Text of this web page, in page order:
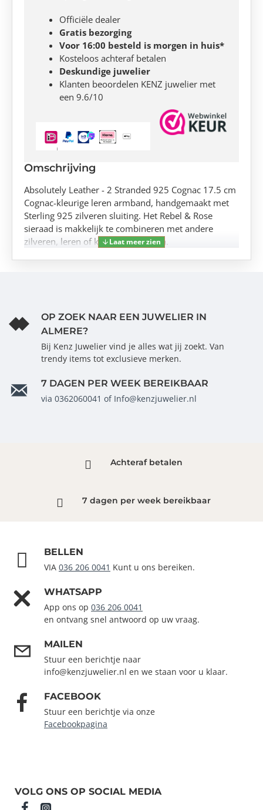
Officiële dealer
Gratis bezorging
Voor 16:00 besteld is morgen in huis*
Kosteloos achteraf betalen
Deskundige juwelier
Klanten beoordelen KENZ juwelier met
een 9.6/10
Omschrijving
Absolutely Leather - 2 Stranded 925 Cognac 17.5 cm
Cognac-kleurige leren armband, handgemaakt met
Sterling 925 zilveren sluiting. Het Rebel & Rose
sieraad is makkelijk te combineren met andere
zilveren, leren of kralenarmbanden.
OP ZOEK NAAR EEN JUWELIER IN
ALMERE?
Bij Kenz Juwelier vind je alles wat jij zoekt. Van
trendy items tot exclusieve merken.
7 DAGEN PER WEEK BEREIKBAAR
via 0362060041 of Info@kenzjuwelier.nl
Achteraf betalen
7 dagen per week bereikbaar
BELLEN
VIA 036 206 0041 Kunt u ons bereiken.
WHATSAPP
App ons op 036 206 0041
en ontvang snel antwoord op uw vraag.
MAILEN
Stuur een berichtje naar
info@kenzjuwelier.nl en we staan voor u klaar.
FACEBOOK
Stuur een berichtje via onze
Facebookpagina
VOLG ONS OP SOCIAL MEDIA